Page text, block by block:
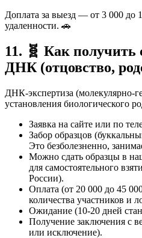
Доплата за выезд — от 3 000 до
удаленности. 🚗
11. 🧬 Как получить
ДНК (отцовство,
ДНК-экспертиза (молекулярно-
установления биологического
Заявка на сайте или по
Забор образцов
Это безболезненно,
Можно сдать образцы в
для самостоятельного
России).
Оплата (от 20 000 до 45
количества участников и
Ожидание (10-20 дней
Получение заключения с
или исключение).